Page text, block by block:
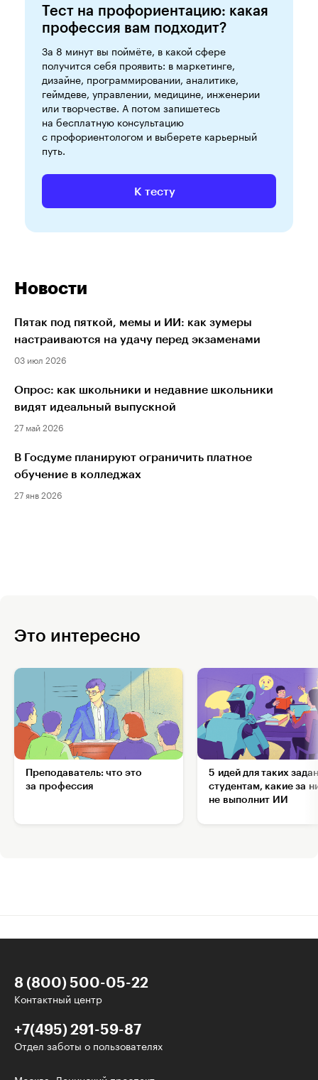
Тест на профориентацию: какая
профессия вам подходит?
За 8 минут вы поймёте, в какой сфере
получится себя проявить: в маркетинге,
дизайне, программировании, аналитике,
геймдеве, управлении, медицине, инженерии
или творчестве. А потом запишетесь
на бесплатную консультацию
с профориентологом и выберете карьерный
путь.
К тесту
Новости
Пятак под пяткой, мемы и ИИ: как зумеры
настраиваются на удачу перед экзаменами
03 июл 2026
Опрос: как школьники и недавние школьники
видят идеальный выпускной
27 май 2026
В Госдуме планируют ограничить платное
обучение в колледжах
27 янв 2026
Это интересно
Преподаватель: что это
за профессия
5 идей для таких
студентам, какие за
не выполнит ИИ
8 (800) 500-05-22
Контактный центр
+7(495) 291-59-87
Отдел заботы о пользователях
Интересное - на почту!